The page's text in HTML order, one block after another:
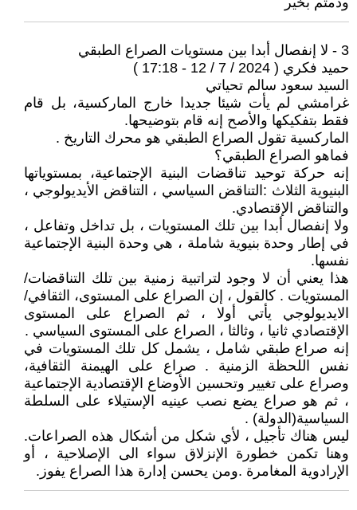
3 - لا إنفصال أبدا بين مستويات الصراع الطبقي
حميد فكري ( 2024 / 7 / 12 - 17:18 )
السيد سعود سالم تحياتي
غرامشي لم يأت شيئا جديدا خارج الماركسية، بل قام
فقط بتفكيكها والأصح إنه قام بتوضيحها.
الماركسية تقول الصراع الطبقي هو محرك التاريخ .
فماهو الصراع الطبقي؟
إنه حركة توحيد تناقضات البنية الإجتماعية، بمستوياتها
البنيوية الثلاث :التناقض السياسي ، التناقض الأيديولوجي ،
والتناقض الإقتصادي.
ولا إنفصال أبدا بين تلك المستويات ، بل تداخل وتفاعل ،
في إطار وحدة بنيوية شاملة ، هي وحدة البنية الإجتماعية
نفسها.
هذا يعني أن لا وجود لتراتبية زمنية بين تلك التناقضات/
المستويات . كالقول ، إن الصراع على المستوى، الثقافي/
الايديولوجي يأتي أولا ، ثم الصراع على المستوى
الإقتصادي ثانيا ، وثالثا ، الصراع على المستوى السياسي .
إنه صراع طبقي شامل ، يشمل كل تلك المستويات في
نفس اللحظة الزمنية . صراع على الهيمنة الثقافية،
وصراع على تغيير وتحسين الأوضاع الإقتصادية الإجتماعية
، ثم هو صراع يضع نصب عينيه الإستيلاء على السلطة
السياسية(الدولة) .
ليس هناك تأجيل ، لأي شكل من أشكال هذه الصراعات.
وهنا تكمن خطورة الإنزلاق سواء الى الإصلاحية ، أو
الإرادوية المغامرة .ومن يحسن إدارة هذا الصراع يفوز.